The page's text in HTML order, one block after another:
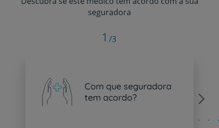
seguradora
Com que seguradora
tem acordo?
Next
1 /3